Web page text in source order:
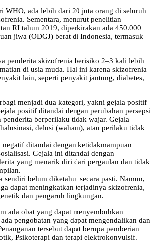
WHO, ada lebih dari 20 juta orang di seluruh
Sementara, menurut penelitian
RI tahun 2019, diperkirakan ada 450.000
jiwa (ODGJ) berat di Indonesia, termasuk
penderita skizofrenia berisiko 2–3 kali lebih
di usia muda. Hal ini karena skizofrenia
lain, seperti penyakit jantung, diabetes,
menjadi dua kategori, yakni gejala positif
positif ditandai dengan perubahan persepsi
penderita berperilaku tidak wajar. Gejala
delusi (waham), atau perilaku tidak
negatif ditandai dengan ketidakmampuan
Gejala ini ditandai dengan
yang menarik diri dari pergaulan dan tidak
sendiri belum diketahui secara pasti. Namun,
dapat meningkatkan terjadinya skizofrenia,
dan pengaruh lingkungan.
ada obat yang dapat menyembuhkan
pengobatan yang dapat mengendalikan dan
tersebut dapat berupa pemberian
Psikoterapi dan terapi elektrokonvulsif.